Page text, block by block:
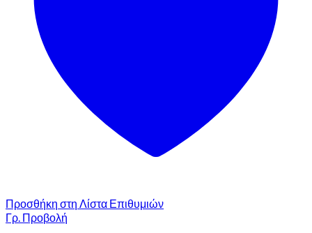
Προσθήκη στη Λίστα Επιθυμιών
Γρ. Προβολή